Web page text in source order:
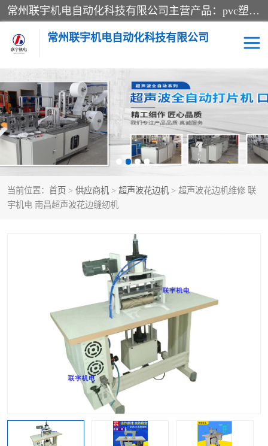
常州联宇机电自动化科技有限公司主营产品：pvc塑料焊机、高频热合机、软膜天花压边机、服装布料凹凸压花机、布料3d压印设备、服装植胶设备、超声波布料花边机、无纺布热合机、全自动压花机。
常州联宇机电自动化科技有限公司
当前位置： 首页 > 供应商机 > 超声波花边机 > 超声波花边机维修 联
宇机电 南昌超声波花边缝纫机
压花定型机以及压花模具 超声波热合机
高频热合机 超声波花边机
超声波复合压花机 凹凸压花机压标机
3040凹凸压花机 双头服装凹凸压花机
泡壳包装封口机 海绵产品成型机
其他超声波系列